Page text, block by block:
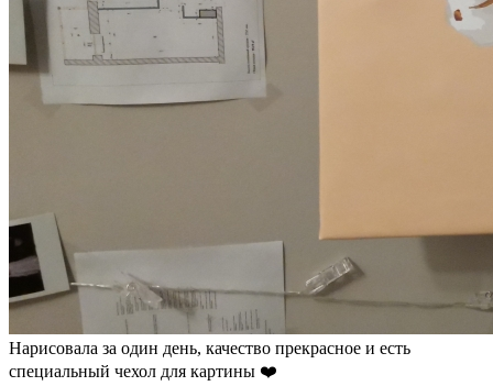
Нарисовала за один день, качество прекрасное и есть
специальный чехол для картины ❤️